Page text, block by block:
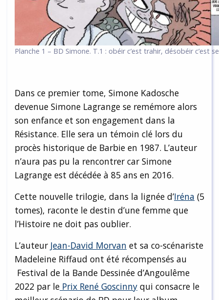
Planche 1 – BD Simone. T.1 : obéir c’est trahir, désobéir c’est
Dans ce premier tome, Simone Kadosche
devenue Simone Lagrange se remémore alors
son enfance et son engagement dans la
Résistance. Elle sera un témoin clé lors du
procès historique de Barbie en 1987. L’auteur
n’aura pas pu la rencontrer car Simone
Lagrange est décédée à 85 ans en 2016.
Cette nouvelle trilogie, dans la lignée d’Iréna (5
tomes), raconte le destin d’une femme que
l’Histoire ne doit pas oublier.
L’auteur Jean-David Morvan et sa co-scénariste
Madeleine Riffaud ont été récompensés au
Festival de la Bande Dessinée d’Angoulême
2022 par le Prix René Goscinny qui consacre le